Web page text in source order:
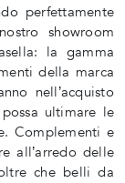
perfettamente
showroom
la gamma
della marca
nell’acquisto
ultimare le
Complementi e
all’arredo delle
che belli da